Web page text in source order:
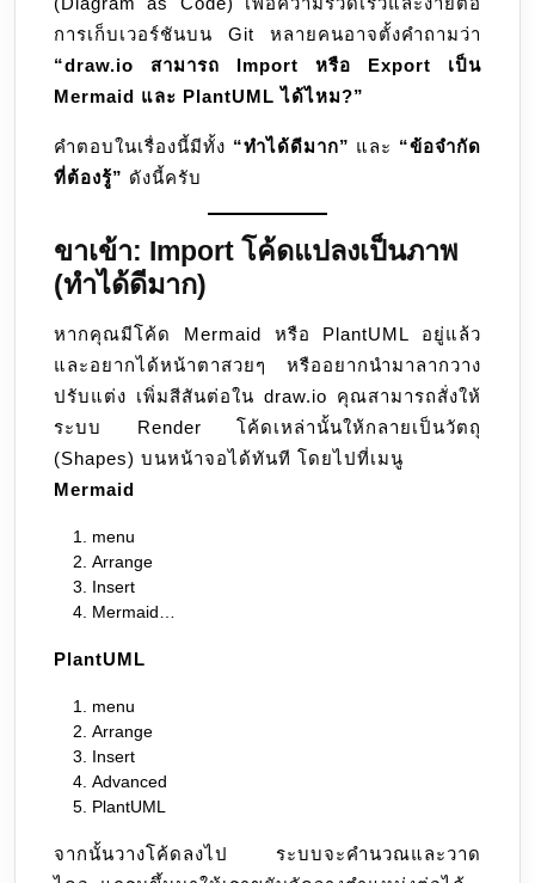
การเก็บเวอร์ชันบน Git หลายคนอาจตั้งคำถามว่า
“draw.io สามารถ Import หรือ Export เป็น
Mermaid และ PlantUML ได้ไหม?”
คำตอบในเรื่องนี้มีทั้ง “ทำได้ดีมาก” และ “ข้อจำกัด
ที่ต้องรู้” ดังนี้ครับ
ขาเข้า: Import โค้ดแปลงเป็นภาพ
(ทำได้ดีมาก)
หากคุณมีโค้ด Mermaid หรือ PlantUML อยู่แล้ว
และอยากได้หน้าตาสวยๆ หรืออยากนำมาลากวาง
ปรับแต่ง เพิ่มสีสันต่อใน draw.io คุณสามารถสั่งให้
ระบบ Render โค้ดเหล่านั้นให้กลายเป็นวัตถุ
(Shapes) บนหน้าจอได้ทันที โดยไปที่เมนู
Mermaid
menu
Arrange
Insert
Mermaid…
PlantUML
menu
Arrange
Insert
Advanced
PlantUML
จากนั้นวางโค้ดลงไป ระบบจะคำนวณและวาด